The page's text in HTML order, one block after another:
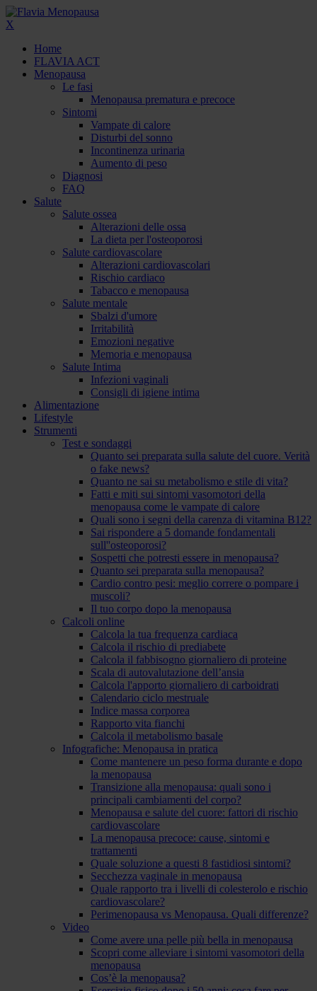
X
Home
FLAVIA ACT
Menopausa
Le fasi
Menopausa prematura e precoce
Sintomi
Vampate di calore
Disturbi del sonno
Incontinenza urinaria
Aumento di peso
Diagnosi
FAQ
Salute
Salute ossea
Alterazioni delle ossa
La dieta per l'osteoporosi
Salute cardiovascolare
Alterazioni cardiovascolari
Rischio cardiaco
Tabacco e menopausa
Salute mentale
Sbalzi d'umore
Irritabilità
Emozioni negative
Memoria e menopausa
Salute Intima
Infezioni vaginali
Consigli di igiene intima
Alimentazione
Lifestyle
Strumenti
Test e sondaggi
Quanto sei preparata sulla salute del cuore. Verità
o fake news?
Quanto ne sai su metabolismo e stile di vita?
Fatti e miti sui sintomi vasomotori della
menopausa come le vampate di calore
Quali sono i segni della carenza di vitamina B12?
Sai rispondere a 5 domande fondamentali
sull''osteoporosi?
Sospetti che potresti essere in menopausa?
Quanto sei preparata sulla menopausa?
Cardio contro pesi: meglio correre o pompare i
muscoli?
Il tuo corpo dopo la menopausa
Calcoli online
Calcola la tua frequenza cardiaca
Calcola il rischio di prediabete
Calcola il fabbisogno giornaliero di proteine
Scala di autovalutazione dell’ansia
Calcola l'apporto giornaliero di carboidrati
Calendario ciclo mestruale
Indice massa corporea
Rapporto vita fianchi
Calcola il metabolismo basale
Infografiche: Menopausa in pratica
Come mantenere un peso forma durante e dopo
la menopausa
Transizione alla menopausa: quali sono i
principali cambiamenti del corpo?
Menopausa e salute del cuore: fattori di rischio
cardiovascolare
La menopausa precoce: cause, sintomi e
trattamenti
Quale soluzione a questi 8 fastidiosi sintomi?
Secchezza vaginale in menopausa
Quale rapporto tra i livelli di colesterolo e rischio
cardiovascolare?
Perimenopausa vs Menopausa. Quali differenze?
Video
Come avere una pelle più bella in menopausa
Scopri come alleviare i sintomi vasomotori della
menopausa
Cos’è la menopausa?